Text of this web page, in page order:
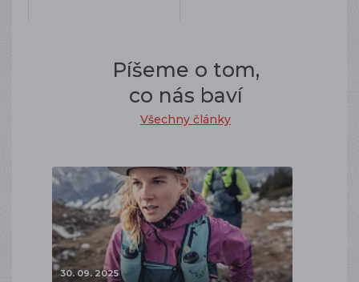
Píšeme o tom,
co nás baví
Všechny články
30. 09. 2025